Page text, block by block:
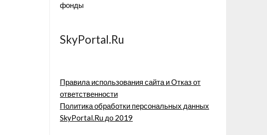
фонды
SkyPortal.Ru
Правила использования сайта и Отказ от
ответственности
Политика обработки персональных данных
SkyPortal.Ru до 2019